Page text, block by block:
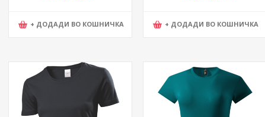
+ ДОДАДИ ВО КОШНИЧКА + ДОДАДИ ВО КОШНИЧКА